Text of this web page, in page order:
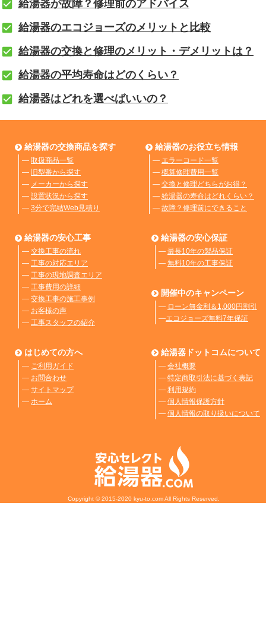
給湯器が故障？修理前のアドバイス
給湯器のエコジョーズのメリットと比較
給湯器の交換と修理のメリット・デメリットは？
給湯器の平均寿命はどのくらい？
給湯器はどれを選べばいいの？
給湯器の交換商品を探す
― 取扱商品一覧
― 旧型番から探す
― メーカーから探す
― 設置状況から探す
― 3分で完結Web見積り
給湯器のお役立ち情報
― エラーコード一覧
― 概算修理費用一覧
― 交換と修理どちらがお得？
― 給湯器の寿命はどれくらい？
― 故障？修理前にできること
給湯器の安心工事
― 交換工事の流れ
― 工事の対応エリア
― 工事の現地調査エリア
― 工事費用の詳細
― 交換工事の施工事例
― お客様の声
― 工事スタッフの紹介
給湯器の安心保証
― 最長10年の製品保証
― 無料10年の工事保証
開催中のキャンペーン
― ローン無金利＆1,000円割引
―エコジョーズ無料7年保証
はじめての方へ
― ご利用ガイド
― お問合わせ
― サイトマップ
― ホーム
給湯器ドットコムについて
― 会社概要
― 特定商取引法に基づく表記
― 利用規約
― 個人情報保護方針
― 個人情報の取り扱いについて
Copyright © 2015-2020 kyu-to.com All Rights Reserved.